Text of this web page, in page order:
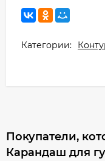
Категории:
Покупатели,
Карандаш для